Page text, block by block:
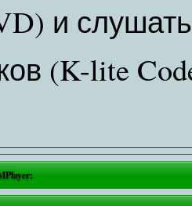
и
(K-lite